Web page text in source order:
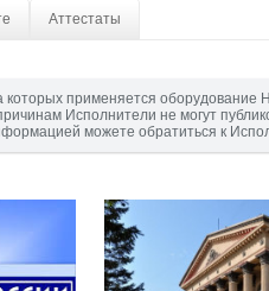
Аттестаты
которых применяется оборудование
Исполнители не могут
можете обратиться к